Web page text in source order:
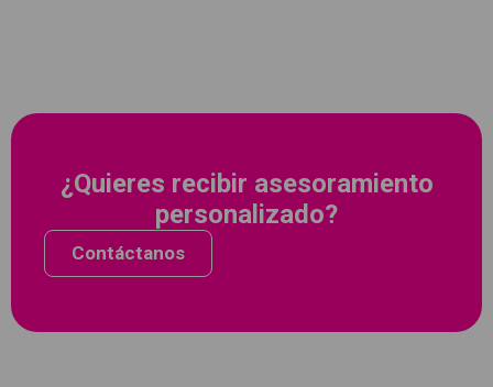
¿Quieres recibir asesoramiento
personalizado?
Contáctanos